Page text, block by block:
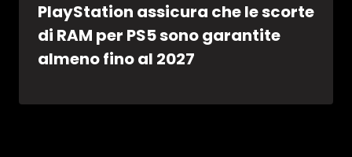
PlayStation assicura che le scorte
di RAM per PS5 sono garantite
almeno fino al 2027